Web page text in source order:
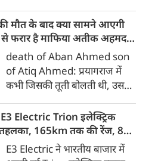
किया है। सरकार ने AI से तैयार कंटेंट
पर स्पष्ट लेबल और पहचान योग्य
मेटाडेटा उपलब्ध कराना अनिवार्य
किया है। साथ ही, सरकारी या
न्यायालय के आदेश के आधार पर
गैरकानूनी जानकारी हटाने की
समयसीमा 36 घंटे से घटाकर 3 घंटे
कर दी गई है।
मौत के बाद क्या सामने आएगी
से फरार है माफिया अतीक अहमद
death of Aban Ahmed son
of Atiq Ahmed: प्रयागराज में
कभी जिसकी तूती बोलती थी, उस
अहमद के कुनबे पर कानून और
किस्मत की दोहरी मार पड़ रही है।
जिस झांसी जिले में अप्रैल 2023 में
अतीक के एनकाउंटर में मारे गए बेटे
E3 Electric Trion इलेक्ट्रिक
तहलका, 165km तक की रेंज, 8
कीमत जानेंगे तो हो जाएंगे
E3 Electric ने भारतीय बाजार में